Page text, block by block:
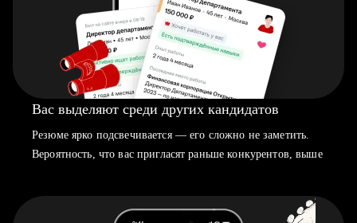
Вас выделяют среди других кандидатов
Резюме ярко подсвечивается — его сложно не заметить.
Вероятность, что вас пригласят раньше конкурентов, выше